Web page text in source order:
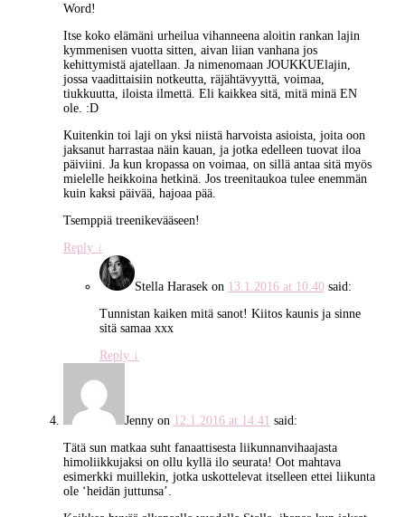
Word!
Itse koko elämäni urheilua vihanneena aloitin rankan lajin
kymmenisen vuotta sitten, aivan liian vanhana jos
kehittymistä ajatellaan. Ja nimenomaan JOUKKUElajin,
jossa vaadittaisiin notkeutta, räjähtävyyttä, voimaa,
tiukkuutta, iloista ilmettä. Eli kaikkea sitä, mitä minä EN
ole. :D
Kuitenkin toi laji on yksi niistä harvoista asioista, joita oon
jaksanut harrastaa näin kauan, ja jotka edelleen tuovat iloa
päiviini. Ja kun kropassa on voimaa, on sillä antaa sitä myös
mielelle heikkoina hetkinä. Jos treenitaukoa tulee enemmän
kuin kaksi päivää, hajoaa pää.
Tsemppiä treenikevääseen!
Reply ↓
Stella Harasekon 13.1.2016 at 10:40 said:
Tunnistan kaiken mitä sanot! Kiitos kaunis ja sinne
sitä samaa xxx
Reply ↓
Jennyon 12.1.2016 at 14:41 said:
Tätä sun matkaa suht fanaattisesta liikunnanvihaajasta
himoliikkujaksi on ollu kyllä ilo seurata! Oot mahtava
esimerkki muillekin, jotka uskottelevat itselleen ettei liikunta
ole ‘heidän juttunsa’.